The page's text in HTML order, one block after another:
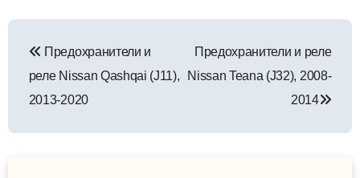
по
записям
Предохранители и
реле Nissan Qashqai (J11),
2013-2020
Предохранители и реле
Nissan Teana (J32), 2008-
2014